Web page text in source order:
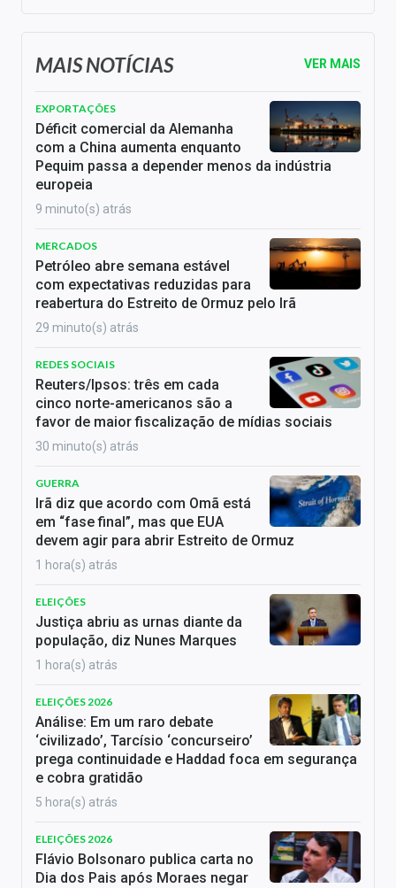
MAIS NOTÍCIAS VER MAIS
EXPORTAÇÕES
Déficit comercial da Alemanha
com a China aumenta enquanto
Pequim passa a depender menos da indústria
europeia
9 minuto(s) atrás
MERCADOS
Petróleo abre semana estável
com expectativas reduzidas para
reabertura do Estreito de Ormuz pelo Irã
29 minuto(s) atrás
REDES SOCIAIS
Reuters/Ipsos: três em cada
cinco norte-americanos são a
favor de maior fiscalização de mídias sociais
30 minuto(s) atrás
GUERRA
Irã diz que acordo com Omã está
em “fase final”, mas que EUA
devem agir para abrir Estreito de Ormuz
1 hora(s) atrás
ELEIÇÕES
Justiça abriu as urnas diante da
população, diz Nunes Marques
1 hora(s) atrás
ELEIÇÕES 2026
Análise: Em um raro debate
‘civilizado’, Tarcísio ‘concurseiro’
prega continuidade e Haddad foca em segurança
e cobra gratidão
5 hora(s) atrás
ELEIÇÕES 2026
Flávio Bolsonaro publica carta no
Dia dos Pais após Moraes negar